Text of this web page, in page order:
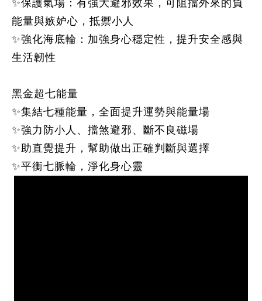
✨保護氣場 ：有強大避邪效果，可阻擋外來的負
能量與嫉妒心，抵禦小人
✨強化海底輪 ：加強身心穩定性，提升安全感與
生活韌性
黑金超七能量
✨集結七種能量，全面提升運勢與能量場
✨強力防小人、擋煞避邪、斷不良磁場
✨助直覺提升，幫助做出正確判斷與選擇
✨平衡七脈輪，淨化身心靈